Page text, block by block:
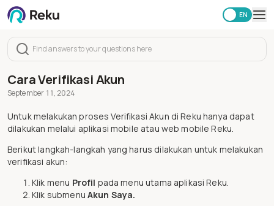
EN
Investing
Market
Security
Other
Download Reku Apps
Cara Verifikasi Akun
September 11, 2024
Untuk melakukan proses Verifikasi Akun di Reku hanya dapat
dilakukan melalui aplikasi mobile atau web mobile Reku.
Berikut langkah-langkah yang harus dilakukan untuk melakukan
verifikasi akun:
Klik menu Profil pada menu utama aplikasi Reku.
Klik submenu Akun Saya.